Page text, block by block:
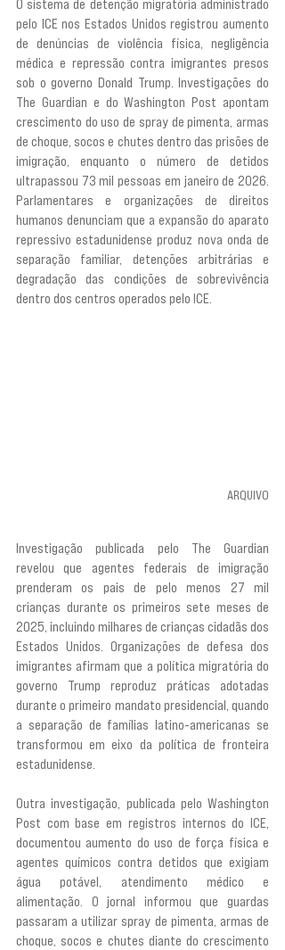
O sistema de detenção migratória administrado
pelo ICE nos Estados Unidos registrou aumento
de denúncias de violência física, negligência
médica e repressão contra imigrantes presos
sob o governo Donald Trump. Investigações do
The Guardian e do Washington Post apontam
crescimento do uso de spray de pimenta, armas
de choque, socos e chutes dentro das prisões de
imigração, enquanto o número de detidos
ultrapassou 73 mil pessoas em janeiro de 2026.
Parlamentares e organizações de direitos
humanos denunciam que a expansão do aparato
repressivo estadunidense produz nova onda de
separação familiar, detenções arbitrárias e
degradação das condições de sobrevivência
dentro dos centros operados pelo ICE.
ARQUIVO
Investigação publicada pelo The Guardian
revelou que agentes federais de imigração
prenderam os pais de pelo menos 27 mil
crianças durante os primeiros sete meses de
2025, incluindo milhares de crianças cidadãs dos
Estados Unidos. Organizações de defesa dos
imigrantes afirmam que a política migratória do
governo Trump reproduz práticas adotadas
durante o primeiro mandato presidencial, quando
a separação de famílias latino-americanas se
transformou em eixo da política de fronteira
estadunidense.
Outra investigação, publicada pelo Washington
Post com base em registros internos do ICE,
documentou aumento do uso de força física e
agentes químicos contra detidos que exigiam
água potável, atendimento médico e
alimentação. O jornal informou que guardas
passaram a utilizar spray de pimenta, armas de
choque, socos e chutes diante do crescimento